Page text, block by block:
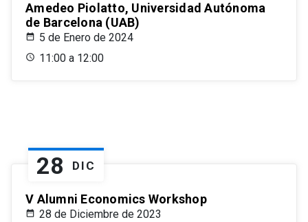
Amedeo Piolatto, Universidad Autónoma
de Barcelona (UAB)
5 de Enero de 2024
11:00 a 12:00
28 DIC
V Alumni Economics Workshop
28 de Diciembre de 2023